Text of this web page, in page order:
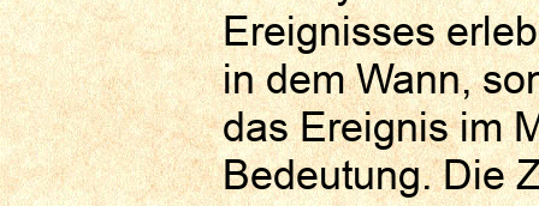
Ereignisses
in dem Wann,
das Ereignis im
Bedeutung. Die